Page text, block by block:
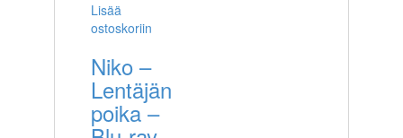
Lisää
ostoskoriin
Niko –
Lentäjän
poika –